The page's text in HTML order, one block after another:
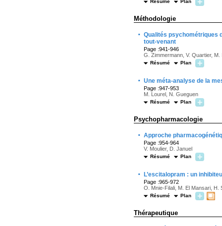
Résumé Plan
Méthodologie
· Qualités psychométriques
tout-venant
Page :941-946
G. Zimmermann, V. Quartier,
Résumé Plan
· Une méta-analyse de la
Page :947-953
M. Lourel, N. Gueguen
Résumé Plan
Psychopharmacologie
· Approche
Page :954-964
V. Moulier, D. Januel
Résumé Plan
· L’escitalopram : un
Page :965-972
O. Mnie-Filali, M. El Mansari,
Résumé Plan
Thérapeutique